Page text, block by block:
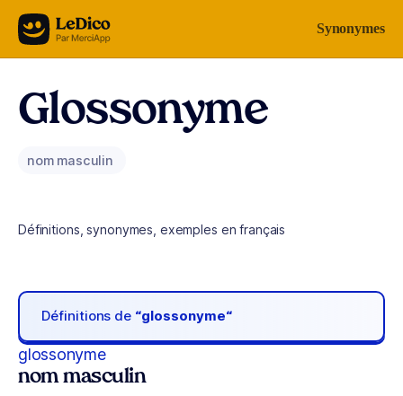
Aller au contenu Synonymes
Glossonyme
nom masculin
Définitions, synonymes, exemples en français
Définitions de “glossonyme“
glossonyme
nom masculin